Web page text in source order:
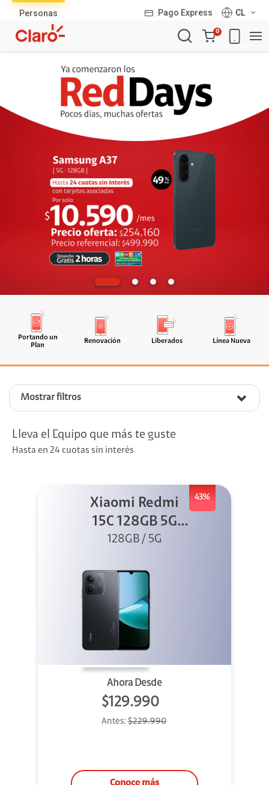
Personas Pago Express
CL
Carro
de
0
Portando un
Plan
Renovación Liberados Línea Nueva
Mostrar filtros
productos
Lleva el Equipo que más te guste
Hasta en 24 cuotas sin interés
43%
Xiaomi Redmi
15C 128GB 5G
Negro
128GB / 5G
Ahora Desde
$129.990
Antes:$229.990